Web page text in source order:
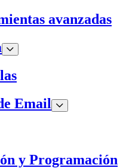
avanzadas
Email
y Programación